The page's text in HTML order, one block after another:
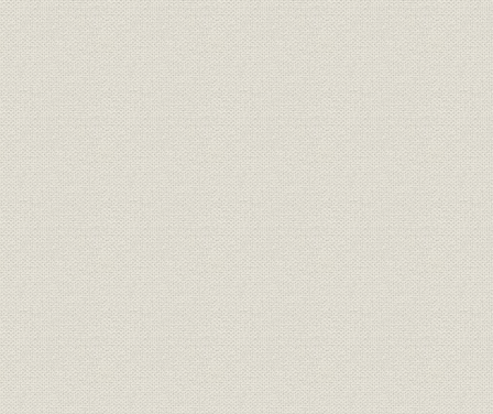
〈第1部〉
〈第2部〉
〈第3部〉
〈第4部〉